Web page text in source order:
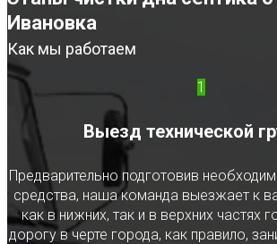
Ивановка
Как мы работаем
1
Выезд технической
Предварительно подготовив
средства, наша команда выезжает к
как в нижних, так и в верхних частях
дорогу в черте города, как правило,